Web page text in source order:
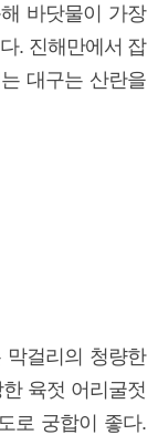
바닷물이 가장
. 진해만에서 잡
대구는 산란을
막걸리의 청량한
육젓 어리굴젓
로 궁합이 좋다.